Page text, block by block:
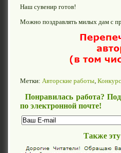
Наш сувенир готов!
Можно поздравлять милых дам с
Метки: Авторские работы, Конкурс
Понравилась работа?
по электронной почте!
Также